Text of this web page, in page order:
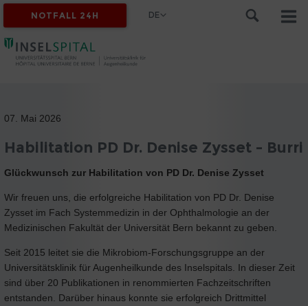
NOTFALL 24H DE
07. Mai 2026
Habilitation PD Dr. Denise Zysset - Burri
Glückwunsch zur Habilitation von PD Dr. Denise Zysset
Wir freuen uns, die erfolgreiche Habilitation von PD Dr. Denise
Zysset im Fach Systemmedizin in der Ophthalmologie an der
Medizinischen Fakultät der Universität Bern bekannt zu geben.
Seit 2015 leitet sie die Mikrobiom-Forschungsgruppe an der
Universitätsklinik für Augenheilkunde des Inselspitals. In dieser Zeit
sind über 20 Publikationen in renommierten Fachzeitschriften
entstanden. Darüber hinaus konnte sie erfolgreich Drittmittel